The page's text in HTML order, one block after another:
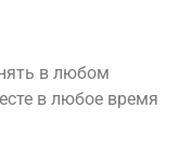
в любом
в любое время